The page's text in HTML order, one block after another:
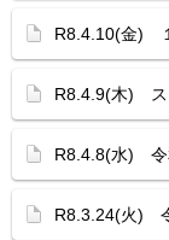
R8.4.10(金)
R8.4.9(木) ス
R8.4.8(水) 令
R8.3.24(火)